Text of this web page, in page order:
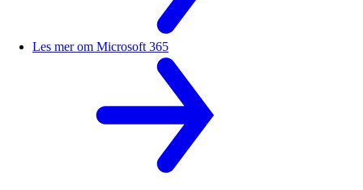
Les mer om Microsoft 365